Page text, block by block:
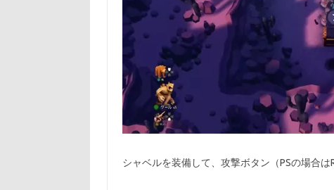
シャベルを装備して、攻撃ボタン（PSの場合